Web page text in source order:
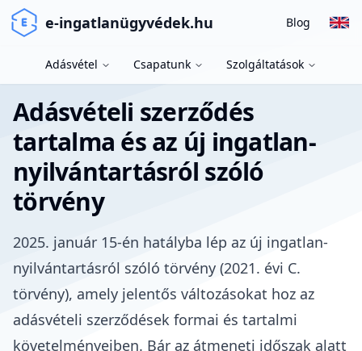
e-ingatlanügyvédek.hu Blog
Adásvétel Csapatunk Szolgáltatások
Adásvételi szerződés
tartalma és az új ingatlan-
nyilvántartásról szóló
törvény
2025. január 15-én hatályba lép az új ingatlan-
nyilvántartásról szóló törvény (2021. évi C.
törvény), amely jelentős változásokat hoz az
adásvételi szerződések formai és tartalmi
követelményeiben. Bár az átmeneti időszak alatt